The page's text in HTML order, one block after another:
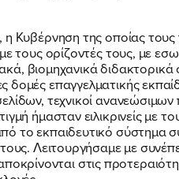
Κυβέρνηση της οποίας
τους ορίζοντές τους, με
βιομηχανικά διδακτορικά
επαγγελματικής
τεχνικοί ανανεώσιμων
ήμασταν ειλικρινείς με
εκπαιδευτικό σύστημα
Λειτουργήσαμε με
στις